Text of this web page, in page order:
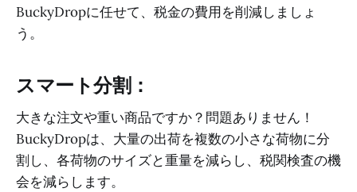
BuckyDropに任せて、税金の費用を削減しましょ
う。
スマート分割：
大きな注文や重い商品ですか？問題ありません！
BuckyDropは、大量の出荷を複数の小さな荷物に分
割し、各荷物のサイズと重量を減らし、税関検査の機
会を減らします。